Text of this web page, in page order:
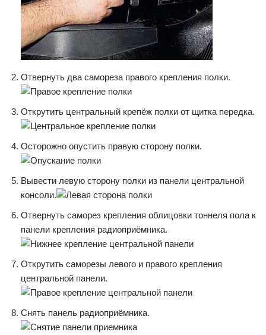
Отвернуть два самореза правого крепления полки.
Открутить центральный крепёж полки от щитка передка.
Осторожно опустить правую сторону полки.
Вывести левую сторону полки из панели центральной
консоли.
Отвернуть саморез крепления облицовки тоннеля пола к
панели крепления радиоприёмника.
Открутить саморезы левого и правого крепления
центральной панели.
Снять панель радиоприёмника.